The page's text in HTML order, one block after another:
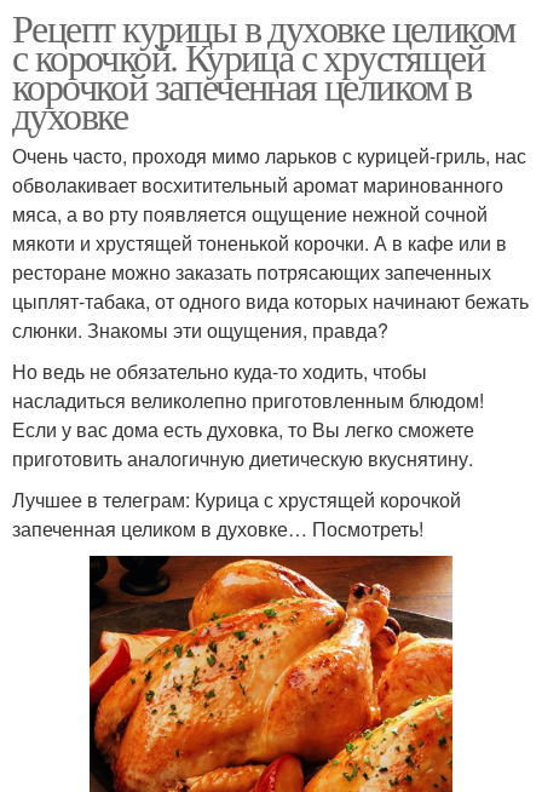
Рецепт курицы в духовке целиком
с корочкой. Курица с хрустящей
корочкой запеченная целиком в
духовке
Очень часто, проходя мимо ларьков с курицей-гриль, нас
обволакивает восхитительный аромат маринованного
мяса, а во рту появляется ощущение нежной сочной
мякоти и хрустящей тоненькой корочки. А в кафе или в
ресторане можно заказать потрясающих запеченных
цыплят-табака, от одного вида которых начинают бежать
слюнки. Знакомы эти ощущения, правда?
Но ведь не обязательно куда-то ходить, чтобы
насладиться великолепно приготовленным блюдом!
Если у вас дома есть духовка, то Вы легко сможете
приготовить аналогичную диетическую вкуснятину.
Лучшее в телеграм: Курица с хрустящей корочкой
запеченная целиком в духовке… Посмотреть!